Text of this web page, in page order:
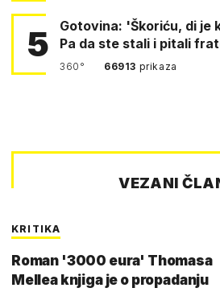
5
Gotovina: 'Škoriću, di je
Pa da ste stali i pitali
360° 66913 prikaza
VEZANI
KRITIKA
Roman '3000 eura' Thomasa
Mellea knjiga je o propadanju